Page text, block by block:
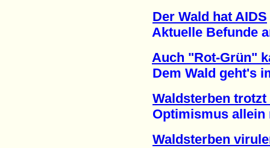
Der Wald hat AIDS
Aktuelle Befunde
Auch "Rot-Grün"
Dem Wald geht's
Waldsterben trotzt
Optimismus allein
Waldsterben